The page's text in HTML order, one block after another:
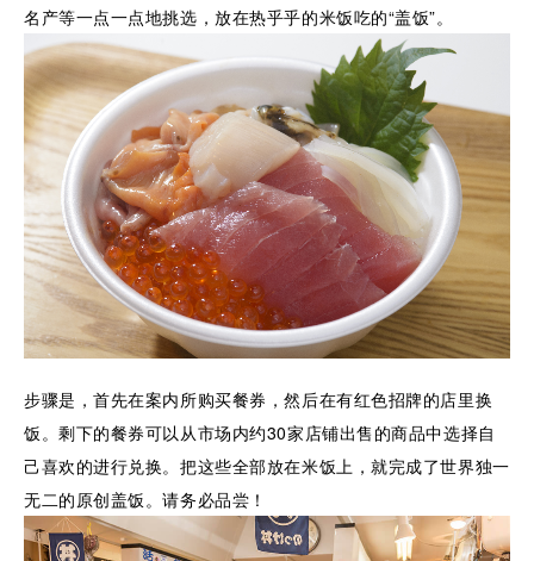
名产等一点一点地挑选，放在热乎乎的米饭吃的“盖饭”。
步骤是，首先在案内所购买餐券，然后在有红色招牌的店里换
饭。剩下的餐券可以从市场内约30家店铺出售的商品中选择自
己喜欢的进行兑换。把这些全部放在米饭上，就完成了世界独一
无二的原创盖饭。请务必品尝！